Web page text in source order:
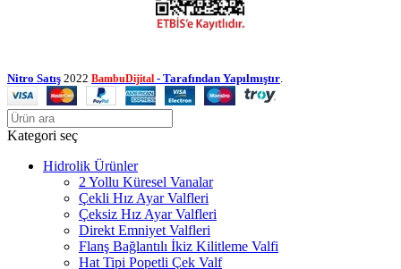
Nitro Satış 2022 BambuDijital - Tarafından Yapılmıştır
Kategori seç
Hidrolik Ürünler
2 Yollu Küresel Vanalar
Çekli Hız Ayar Valfleri
Çeksiz Hız Ayar Valfleri
Direkt Emniyet Valfleri
Flanş Bağlantılı İkiz Kilitleme Valfi
Hat Tipi Popetli Çek Valf